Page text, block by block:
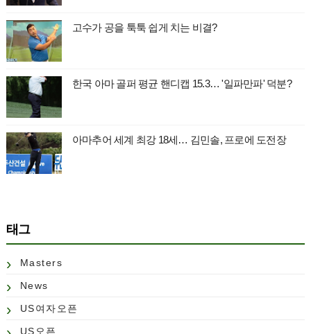
고수가 공을 툭툭 쉽게 치는 비결?
한국 아마 골퍼 평균 핸디캡 15.3… '일파만파' 덕분?
아마추어 세계 최강 18세… 김민솔, 프로에 도전장
태그
Masters
News
US여자오픈
US오픈